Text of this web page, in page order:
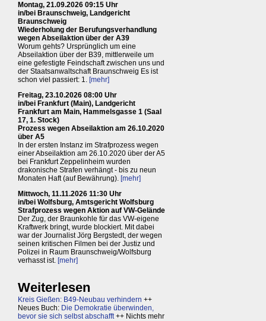
Montag, 21.09.2026 09:15 Uhr
in/bei Braunschweig, Landgericht
Braunschweig
Wiederholung der Berufungsverhandlung
wegen Abseilaktion über der A39
Worum gehts? Ursprünglich um eine
Abseilaktion über der B39, mittlerweile um
eine gefestigte Feindschaft zwischen uns und
der Staatsanwaltschaft Braunschweig Es ist
schon viel passiert: 1. [mehr]
Freitag, 23.10.2026 08:00 Uhr
in/bei Frankfurt (Main), Landgericht
Frankfurt am Main, Hammelsgasse 1 (Saal
17, 1. Stock)
Prozess wegen Abseilaktion am 26.10.2020
über A5
In der ersten Instanz im Strafprozess wegen
einer Abseilaktion am 26.10.2020 über der A5
bei Frankfurt Zeppelinheim wurden
drakonische Strafen verhängt - bis zu neun
Monaten Haft (auf Bewährung). [mehr]
Mittwoch, 11.11.2026 11:30 Uhr
in/bei Wolfsburg, Amtsgericht Wolfsburg
Strafprozess wegen Aktion auf VW-Gelände
Der Zug, der Braunkohle für das VW-eigene
Kraftwerk bringt, wurde blockiert. Mit dabei
war der Journalist Jörg Bergstedt, der wegen
seinen kritischen Filmen bei der Justiz und
Polizei in Raum Braunschweig/Wolfsburg
verhasst ist. [mehr]
Weiterlesen
Kreis Gießen: B49-Neubau verhindern ++
Neues Buch: Die Demokratie überwinden,
bevor sie sich selbst abschafft++ Nichts mehr